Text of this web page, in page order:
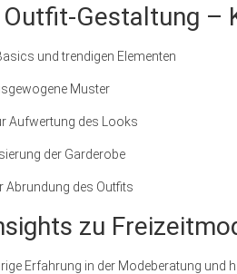
Gestaltung –
und trendigen Elementen
Muster
Aufwertung des Looks
der Garderobe
Abrundung des Outfits
zu
Erfahrung in der Modeberatung und